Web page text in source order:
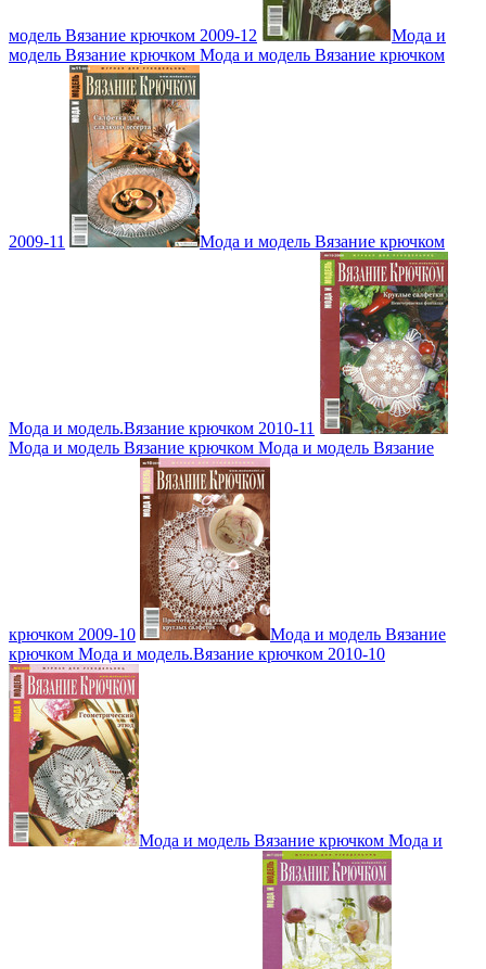
модель Вязание крючком 2009-12
Мода и
модель Вязание крючком Мода и модель Вязание крючком
2009-11 Мода и модель Вязание крючком
Мода и модель.Вязание крючком 2010-11
Мода и модель Вязание крючком Мода и модель Вязание
крючком 2009-10
Мода и модель Вязание
крючком Мода и модель.Вязание крючком 2010-10
Мода и модель Вязание крючком Мода и